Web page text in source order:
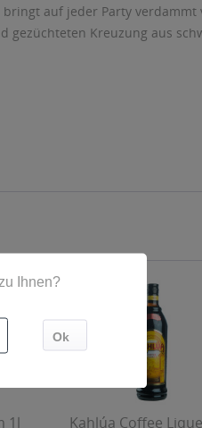
auf jeder Party
Kreuzung aus
1l Kahlúa Coffee